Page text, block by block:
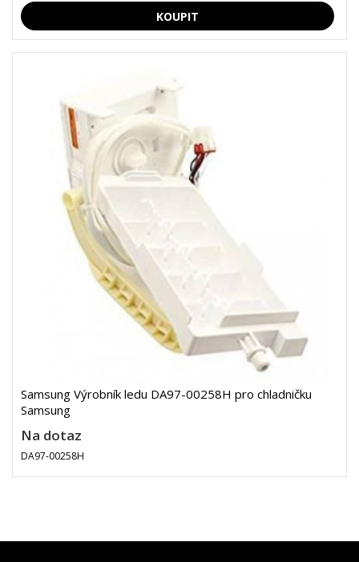
Samsung Výrobník ledu DA97-00258H pro chladničku
Samsung
Na dotaz
DA97-00258H